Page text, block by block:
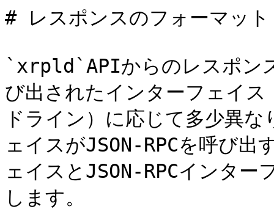
# レスポンスのフォーマット
`xrpld`APIからのレスポン
び出されたインターフェイス
ドライン）に応じて多少異
ェイスがJSON-RPCを呼び
ェイスとJSON-RPCインタ
します。